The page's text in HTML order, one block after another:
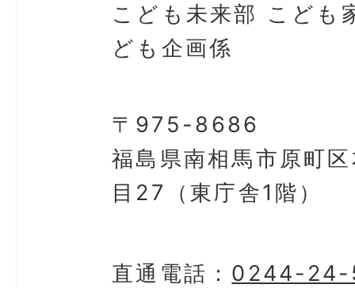
こども未来部 こども
ども企画係
〒975-8686
福島県南相馬市原町
目27（東庁舎1階）
直通電話： 0244-